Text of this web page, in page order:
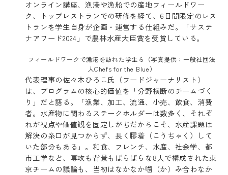
オンライン講座、漁港や漁船での産地フィールドワー
ク、トップレストランでの研修を経て、6日間限定のレス
トランを学生自身が企画・運営する仕組みだ。「サステ
ナアワード2024」で農林水産大臣賞を受賞している。
フィールドワークで漁港を訪れた学生ら（写真提供：一般社団法
人Chefs for the Blue）
代表理事の佐々木ひろこ氏（フードジャーナリスト）
は、プログラムの核心的価値を「分野横断のチームづく
り」だと語る。「漁業、加工、流通、小売、飲食、消費
者。水産物に関わるステークホルダーは数多く、それぞ
れが視点や価値観を固定しがちだからこそ、水産課題は
解決の糸口が見つからず、長く膠着（こうちゃく）して
いた部分もある」。和食、フレンチ、水産、社会学、都
市工学など、専攻も背景もばらばらな8人で構成された東
京チームの議論も、当初はなかなか噛（か）み合わなか